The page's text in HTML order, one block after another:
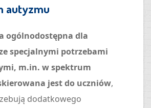
autyzmu
ogólnodostępna dla
specjalnymi potrzebami
m.in. w spektrum
jest do uczniów,
dodatkowego